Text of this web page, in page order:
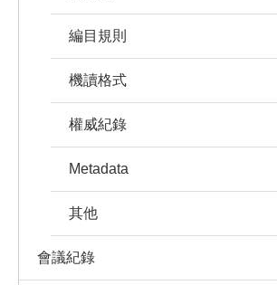
編目規則
機讀格式
權威紀錄
Metadata
其他
會議紀錄